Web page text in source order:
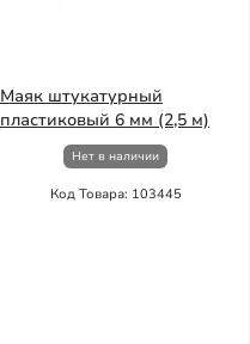
Маяк штукатурный
пластиковый 6 мм (2,5 м)
Нет в наличии
Код Товара: 103445